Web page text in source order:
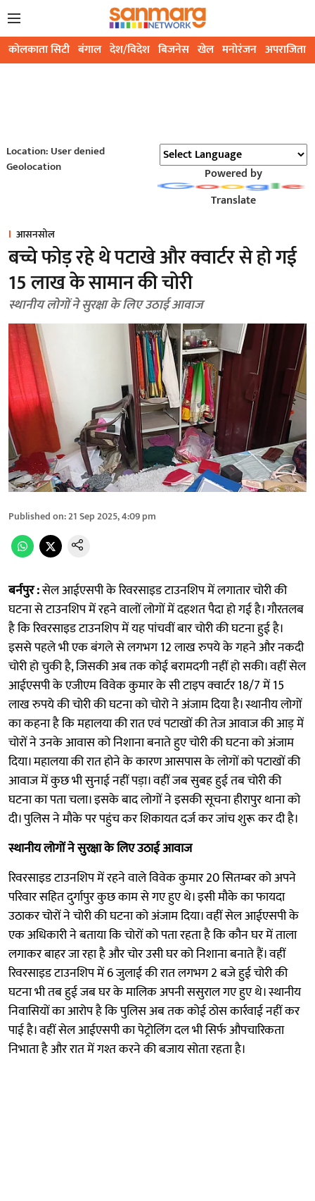
कोलकाता सिटी बंगाल देश/विदेश बिजनेस खेल मनोरंजन अपराजिता
Location: User denied
Geolocation
Powered by
Translate
आसनसोल
बच्चे फोड़ रहे थे पटाखे और क्वार्टर से हो गई
15 लाख के सामान की चोरी
स्थानीय लोगों ने सुरक्षा के लिए उठाई आवाज
Published on:21 Sep 2025, 4:09 pm
बर्नपुर :सेल आईएसपी के रिवरसाइड टाउनशिप में लगातार चोरी की
घटना से टाउनशिप में रहने वालों लोगों में दहशत पैदा हो गई है। गौरतलब
है कि रिवरसाइड टाउनशिप में यह पांचवीं बार चोरी की घटना हुई है।
इससे पहले भी एक बंगले से लगभग 12 लाख रुपये के गहने और नकदी
चोरी हो चुकी है, जिसकी अब तक कोई बरामदगी नहीं हो सकी। वहीं सेल
आईएसपी के एजीएम विवेक कुमार के सी टाइप क्वार्टर 18/7 में 15
लाख रुपये की चोरी की घटना को चोरो ने अंजाम दिया है। स्थानीय लोगों
का कहना है कि महालया की रात एवं पटाखों की तेज आवाज की आड़ में
चोरों ने उनके आवास को निशाना बनाते हुए चोरी की घटना को अंजाम
दिया। महालया की रात होने के कारण आसपास के लोगों को पटाखों की
आवाज में कुछ भी सुनाई नहीं पड़ा। वहीं जब सुबह हुई तब चोरी की
घटना का पता चला। इसके बाद लोगों ने इसकी सूचना हीरापुर थाना को
दी। पुलिस ने मौके पर पहुंच कर शिकायत दर्ज कर जांच शुरू कर दी है।
स्थानीय लोगों ने सुरक्षा के लिए उठाई आवाज
रिवरसाइड टाउनशिप में रहने वाले विवेक कुमार 20 सितम्बर को अपने
परिवार सहित दुर्गापुर कुछ काम से गए हुए थे। इसी मौके का फायदा
उठाकर चोरों ने चोरी की घटना को अंजाम दिया। वहीं सेल आईएसपी के
एक अधिकारी ने बताया कि चोरों को पता रहता है कि कौन घर में ताला
लगाकर बाहर जा रहा है और चोर उसी घर को निशाना बनाते हैं। वहीं
रिवरसाइड टाउनशिप में 6 जुलाई की रात लगभग 2 बजे हुई चोरी की
घटना भी तब हुई जब घर के मालिक अपनी ससुराल गए हुए थे। स्थानीय
निवासियों का आरोप है कि पुलिस अब तक कोई ठोस कार्रवाई नहीं कर
पाई है। वहीं सेल आईएसपी का पेट्रोलिंग दल भी सिर्फ औपचारिकता
निभाता है और रात में गश्त करने की बजाय सोता रहता है।